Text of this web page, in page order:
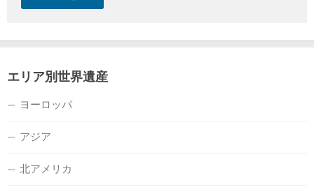
エリア別世界遺産
ヨーロッパ
アジア
北アメリカ